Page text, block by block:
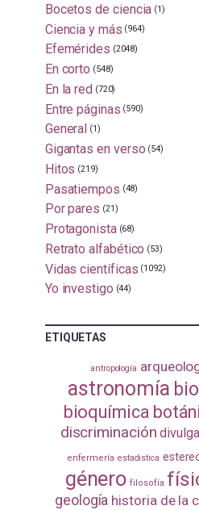
Bocetos de ciencia (1)
Ciencia y más (964)
Efemérides (2048)
En corto (548)
En la red (720)
Entre páginas (590)
General (1)
Gigantas en verso (54)
Hitos (219)
Pasatiempos (48)
Por pares (21)
Protagonista (68)
Retrato alfabético (53)
Vidas científicas (1092)
Yo investigo (44)
ETIQUETAS
antropología
astronomía
bioquímica
discriminación
enfermería estadistica
género filosofía
geología historia de la